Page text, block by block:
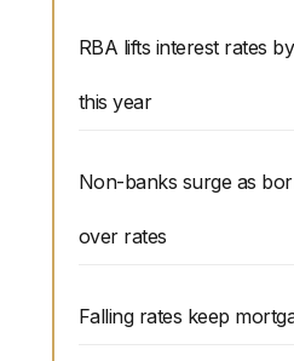
RBA lifts interest rates
this year
Non-banks surge as
over rates
Falling rates keep